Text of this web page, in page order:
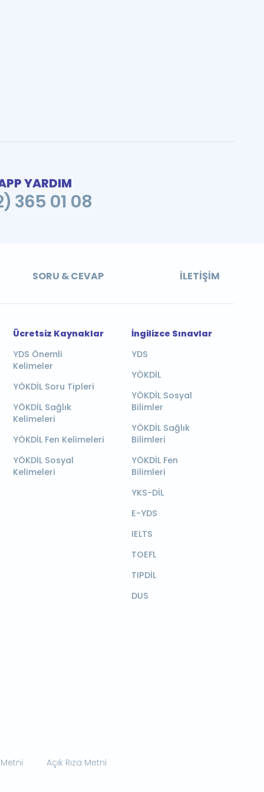
YARDIM
365 01 08
SORU & CEVAP İLETIŞIM
Ücretsiz Kaynaklar
YDS Önemli
Kelimeler
YÖKDİL Soru Tipleri
YÖKDİL Sağlık
Kelimeleri
YÖKDİL Fen Kelimeleri
YÖKDİL Sosyal
Kelimeleri
İngilizce Sınavlar
YDS
YÖKDİL
YÖKDİL Sosyal
Bilimler
YÖKDİL Sağlık
Bilimleri
YÖKDİL Fen
Bilimleri
YKS-DİL
E-YDS
IELTS
TOEFL
TIPDİL
DUS
Açık Rıza Metni